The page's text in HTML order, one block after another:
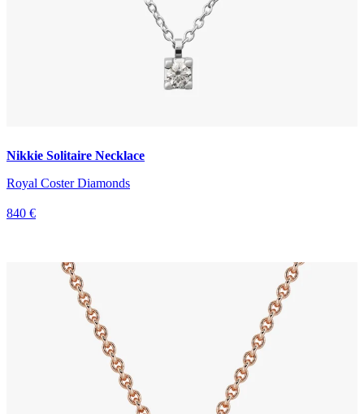
Nikkie Solitaire Necklace
Royal Coster Diamonds
840 €